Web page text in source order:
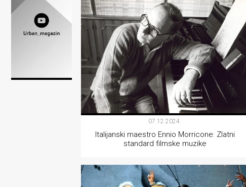
stolom
u
07.12.2024.
Italijanski maestro Ennio Morricone: Zlatni
standard filmske muzike
FILM